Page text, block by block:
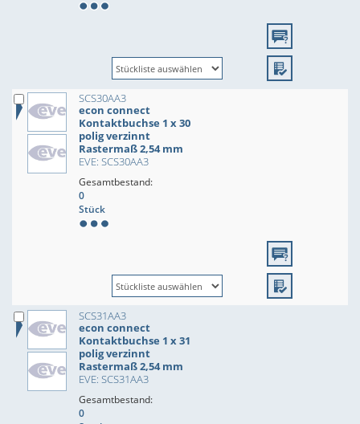
SCS30AA3
econ connect
Kontaktbuchse 1 x 30
polig verzinnt
Rastermaß 2,54 mm
EVE: SCS30AA3
Gesamtbestand:
0
Stück
SCS31AA3
econ connect
Kontaktbuchse 1 x 31
polig verzinnt
Rastermaß 2,54 mm
EVE: SCS31AA3
Gesamtbestand:
0